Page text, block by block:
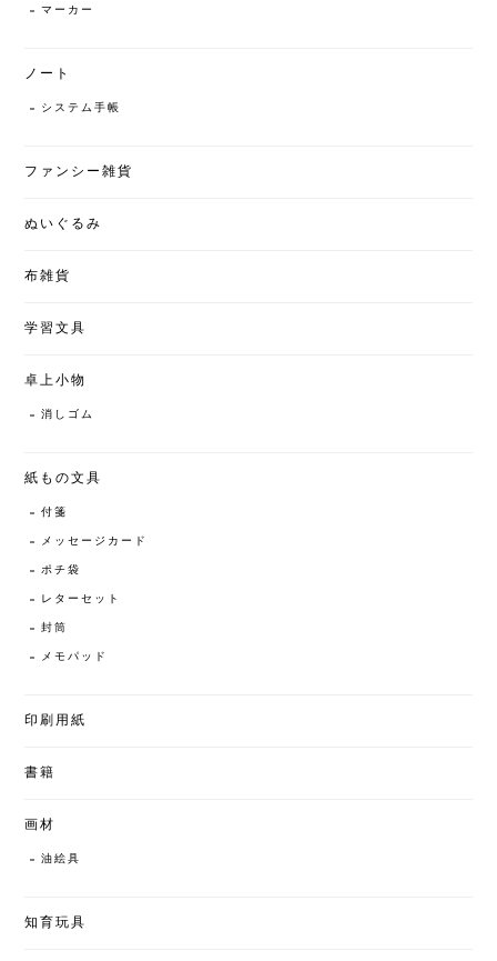
マーカー
ノート
システム手帳
ファンシー雑貨
ぬいぐるみ
布雑貨
学習文具
卓上小物
消しゴム
紙もの文具
付箋
メッセージカード
ポチ袋
レターセット
封筒
メモパッド
印刷用紙
書籍
画材
油絵具
知育玩具